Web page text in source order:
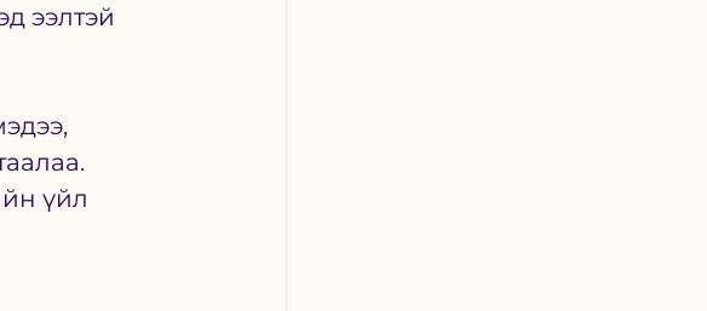
ээлтэй
үйл